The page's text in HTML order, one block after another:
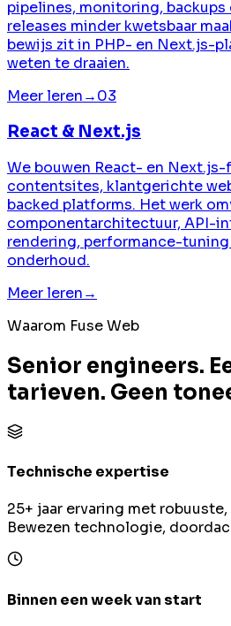
pipelines, monitoring, backups
releases minder kwetsbaar
bewijs zit in PHP- en Next.js-
weten te draaien.
Meer leren→03
React & Next.js
We bouwen React- en
contentsites, klantgerichte
backed platforms. Het werk
componentarchitectuur, API-
rendering, performance-
onderhoud.
Meer leren→
Waarom Fuse Web
Senior engineers.
tarieven. Geen
Technische expertise
25+ jaar ervaring met
Bewezen technologie,
Binnen een week van start